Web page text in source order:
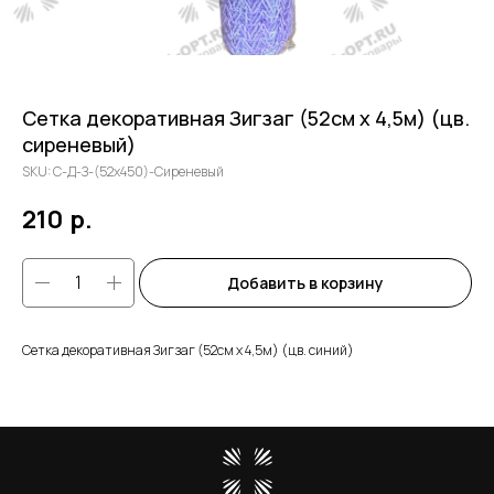
Сетка декоративная Зигзаг (52см х 4,5м) (цв.
сиреневый)
SKU:С-Д-З-(52х450)-Сиреневый
210 р.
Добавить в корзину
Сетка декоративная Зигзаг (52см х 4,5м) (цв. синий)